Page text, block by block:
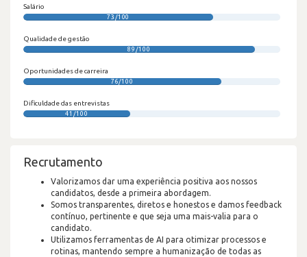
Salário
73/100
Qualidade de gestão
89/100
Oportunidades de carreira
76/100
Dificuldade das entrevistas
41/100
Recrutamento
Valorizamos dar uma experiência positiva aos nossos
candidatos, desde a primeira abordagem.
Somos transparentes, diretos e honestos e damos feedback
contínuo, pertinente e que seja uma mais-valia para o
candidato.
Utilizamos ferramentas de AI para otimizar processos e
rotinas, mantendo sempre a humanização de todas as